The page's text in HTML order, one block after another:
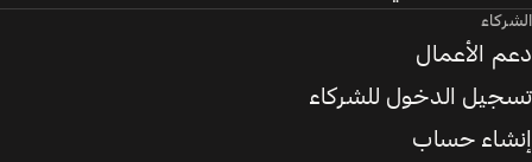
الشركاء
دعم الأعمال
تسجيل الدخول للشركاء
إنشاء حساب